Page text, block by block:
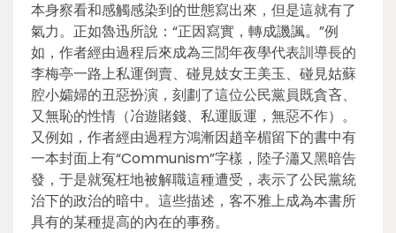
本身察看和感觸感染到的世態寫出來，但是這就有了
氣力。正如魯迅所說：“正因寫實，轉成譏諷。”例
如，作者經由過程后來成為三閭年夜學代表訓導長的
李梅亭一路上私運倒賣、碰見妓女王美玉、碰見姑蘇
腔小孀婦的丑惡扮演，刻劃了這位公民黨員既貪吝、
又無恥的性情（冶遊賭錢、私運販運，無惡不作）。
又例如，作者經由過程方鴻漸因趙辛楣留下的書中有
一本封面上有“Communism”字樣，陸子瀟又黑暗告
發，于是就冤枉地被解職這種遭受，表示了公民黨統
治下的政治的暗中。這些描述，客不雅上成為本書所
具有的某種提高的內在的事務。